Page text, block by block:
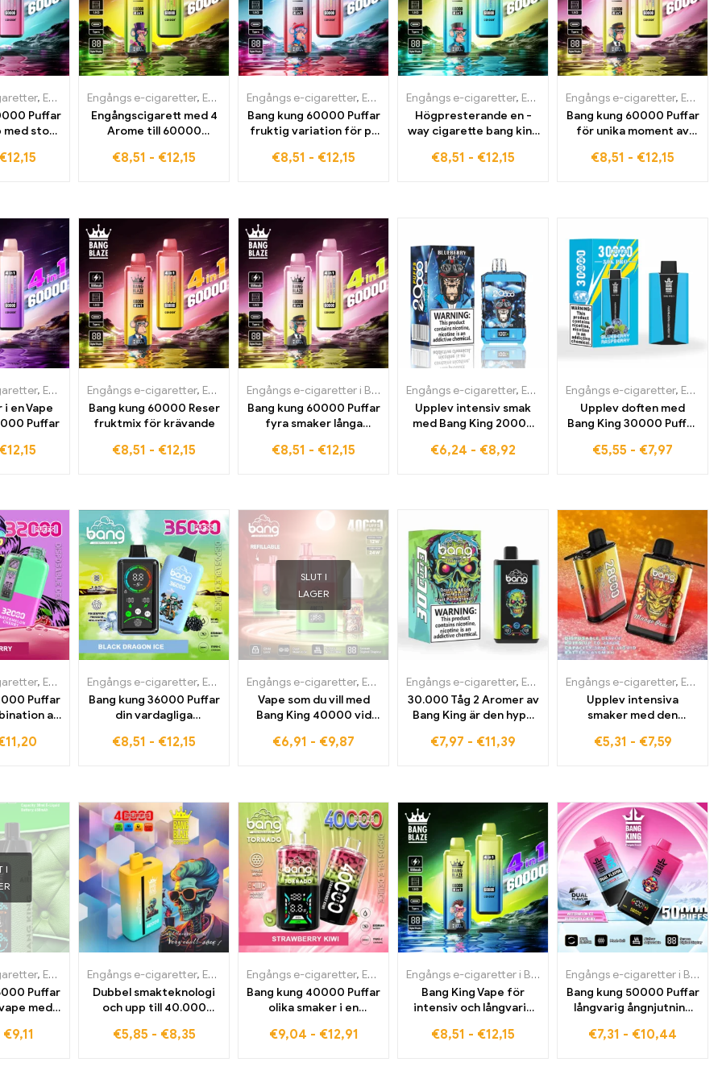
, Engångs e-cigaretter i Bulgarien ,Engångs e-cigaretter i Tyskland Engångs e-cigaretter i Frankrike Engångs e-cigaretter i Grekland
Puffar
med stor
€12,15
Engångs e-cigaretter, Engångs e-cigaretter i Bulgarien ,Engångs e-cigaretter i Tyskland Engångs e-cigaretter i Frankrike
Engångscigarett med 4
Arome till 60000
€8,51 - €12,15
Engångs e-cigaretter, Engångs e-cigaretter i Belgien ,Engångs e-cigaretter i Danmark,
Bang kung 60000 Puffar
fruktig variation för på
€8,51 - €12,15
Engångs e-cigaretter, Engångs e-cigaretter i Belgien ,
Högpresterande en -
way cigarette bang king
€8,51 - €12,15
Engångs e-cigaretter, Engångs e-cigaretter i Belgien
Bang kung 60000 Puffar
för unika moment av
€8,51 - €12,15
, Engångs e-cigaretter i Bulgarien ,Engångs e-cigaretter i Estland,Engångs e-cigaretter i Irland,Engångs e-cigaretter i Italien ,
i en Vape
Puffar
€12,15
Engångs e-cigaretter, Engångs e-cigaretter i Tyskland ,Engångs e-cigaretter i Finland,Engångs e-cigaretter i Frankrike
Bang kung 60000 Reser
fruktmix för krävande
€8,51 - €12,15
Engångs e-cigaretter i Belgien ,Engångs e-cigaretter i Bulgarien,Engångs e-cigaretter i
Bang kung 60000 Puffar
fyra smaker långa
smaker
€8,51 - €12,15
Engångs e-cigaretter, Engångs e-cigaretter i Belgien ,
Upplev intensiv smak
med Bang King 20000
€6,24 - €8,92
Engångs e-cigaretter, Engångs e-cigaretter i Danmark
Upplev doften med
Bang King 30000 Puffar
€5,55 - €7,97
, Engångs e-cigaretter i Danmark ,Engångs e-cigaretter i Tyskland Engångs e-cigaretter i Estland Engångs e-cigaretter i Irland,
Puffar
av
11,20
Engångs e-cigaretter, Engångs e-cigaretter i Bulgarien ,Engångs e-cigaretter i Tyskland Engångs e-cigaretter i Estland
Bang kung 36000 Puffar
din vardagliga
språng
€8,51 - €12,15
SLUT I
LAGER
Engångs e-cigaretter, Engångs e-cigaretter i Bulgarien ,Engångs e-cigaretter i Tyskland
Vape som du vill med
Bang King 40000 vid
€6,91 - €9,87
Engångs e-cigaretter, Engångs e-cigaretter i Belgien ,
30.000 Tåg 2 Aromer av
Bang King är den hype
€7,97 - €11,39
Engångs e-cigaretter, Engångs e-cigaretter i Belgien
Upplev intensiva
smaker med den
28000 Puffar is
€5,31 - €7,59
I
, Engångs e-cigaretter i Belgien ,Engångs e-cigaretter i Bulgarien, Engångs e-cigaretter i Frankrike
Engångs e-cigaretter i Sverige
Puffar
med
€9,11
Engångs e-cigaretter, Engångs e-cigaretter i Danmark ,Engångs e-cigaretter i Tyskland, Engångs e-cigaretter i Finland,
Dubbel smakteknologi
och upp till 40.000
€5,85 - €8,35
Engångs e-cigaretter, Engångs e-cigaretter i Tyskland ,Engångs e-cigaretter i Estland,
Bang kung 40000 Puffar
olika smaker i en
€9,04 - €12,91
Engångs e-cigaretter i Belgien ,Engångs e-cigaretter i
Bang King Vape för
intensiv och långvarig
€8,51 - €12,15
Engångs e-cigaretter i Belgien
Bang kung 50000 Puffar
långvarig ångnjutning
€7,31 - €10,44